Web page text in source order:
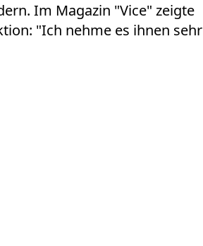
Im Magazin "Vice" zeigte
"Ich nehme es ihnen sehr